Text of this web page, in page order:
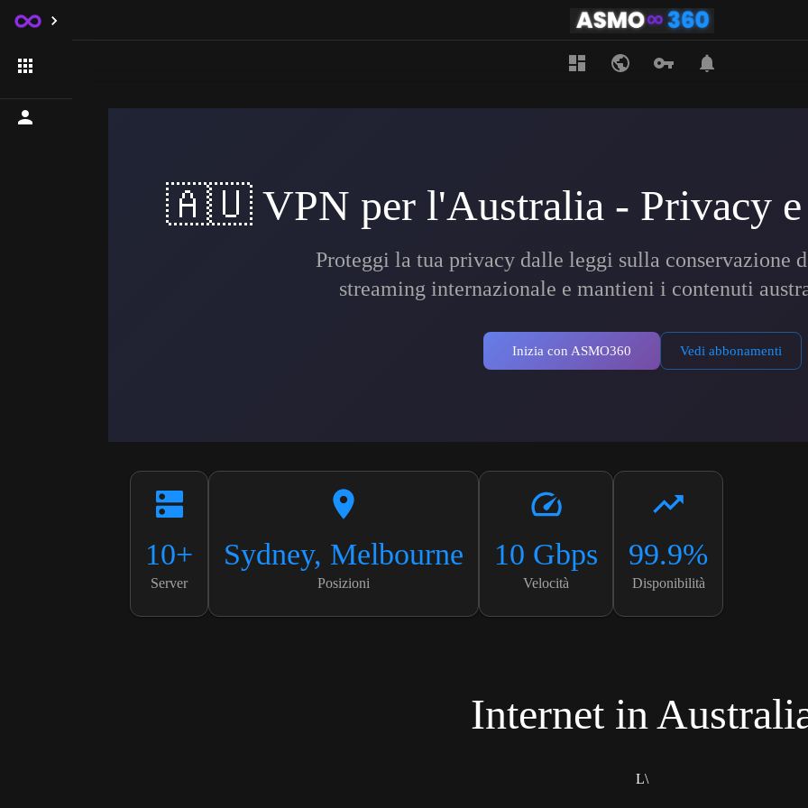
🇦🇺 VPN per l'Australia - Privacy
Proteggi la tua privacy dalle leggi sulla conservazione
streaming internazionale e mantieni i contenuti
Inizia con ASMO360 Vedi abbonamenti
10+
Server
Sydney, Melbourne
Posizioni
10 Gbps
Velocità
99.9%
Disponibilità
Internet in
L\